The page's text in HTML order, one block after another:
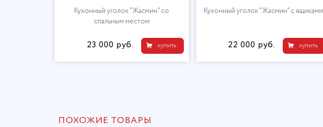
Кухонный уголок "Жасмин" со
спальным местом
купить
23 000 руб.
Кухонный уголок "Жасмин" с ящиками
купить
22 000 руб.
ПОХОЖИЕ ТОВАРЫ